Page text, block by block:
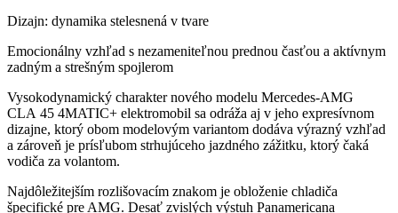
Dizajn: dynamika stelesnená v tvare
Emocionálny vzhľad s nezameniteľnou prednou časťou a aktívnym
zadným a strešným spojlerom
Vysokodynamický charakter nového modelu Mercedes-AMG
CLA 45 4MATIC+ elektromobil sa odráža aj v jeho expresívnom
dizajne, ktorý obom modelovým variantom dodáva výrazný vzhľad
a zároveň je prísľubom strhujúceho jazdného zážitku, ktorý čaká
vodiča za volantom.
Najdôležitejším rozlišovacím znakom je obloženie chladiča
špecifické pre AMG. Desať zvislých výstuh Panamericana